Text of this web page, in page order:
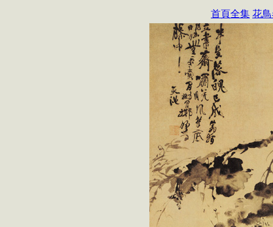
首頁全集 花